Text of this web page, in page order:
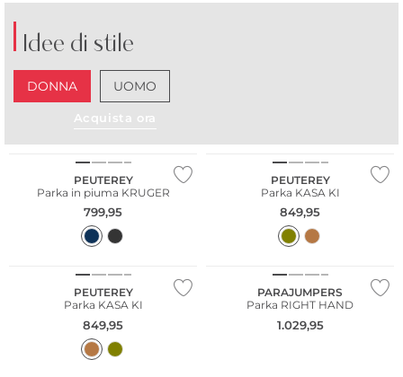
Idee di stile
DONNA UOMO
Acquista ora
PEUTEREY
Parka in piuma KRUGER
799,95
PEUTEREY
Parka KASA KI
849,95
PEUTEREY
Parka KASA KI
849,95
PARAJUMPERS
Parka RIGHT HAND
1.029,95